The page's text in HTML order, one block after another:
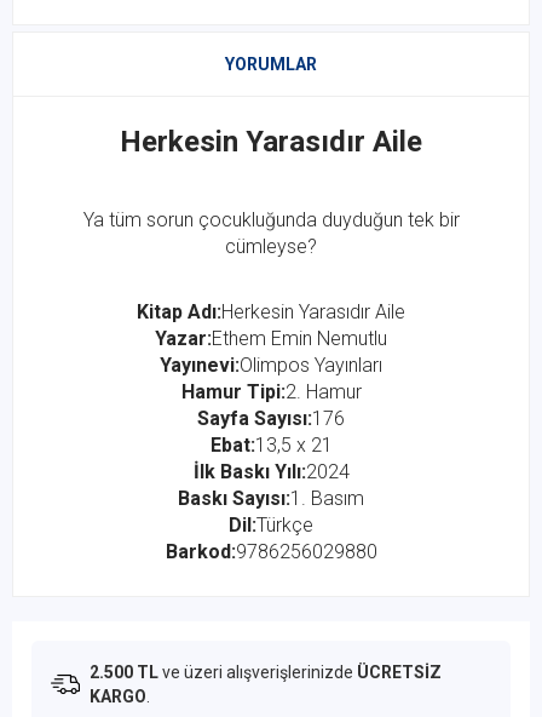
YORUMLAR
Herkesin Yarasıdır Aile
Ya tüm sorun çocukluğunda duyduğun tek bir
cümleyse?
Kitap Adı:Herkesin Yarasıdır Aile
Yazar:Ethem Emin Nemutlu
Yayınevi:Olimpos Yayınları
Hamur Tipi:2. Hamur
Sayfa Sayısı:176
Ebat:13,5 x 21
İlk Baskı Yılı:2024
Baskı Sayısı:1. Basım
Dil:Türkçe
Barkod:9786256029880
2.500 TLve üzeri alışverişlerinizde ÜCRETSİZ
KARGO